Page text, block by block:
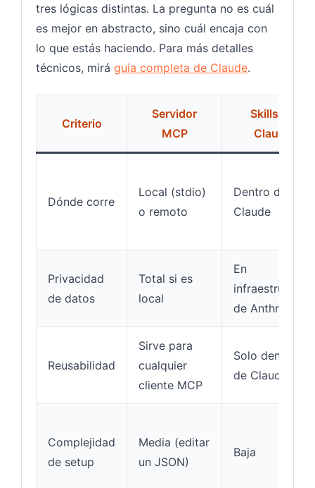
tres lógicas distintas. La pregunta no es cuál
es mejor en abstracto, sino cuál encaja con
lo que estás haciendo. Para más detalles
técnicos, mirá guía completa de Claude.
Criterio
Servidor
MCP
Skills de
Claude
Dónde corre
Local (stdio)
o remoto
Dentro de
Claude
Privacidad
de datos
Total si es
local
En
infraestructura
de Anthropic
Reusabilidad
Sirve para
cualquier
cliente MCP
Solo dentro
de Claude
Complejidad
de setup
Media (editar
un JSON)
Baja